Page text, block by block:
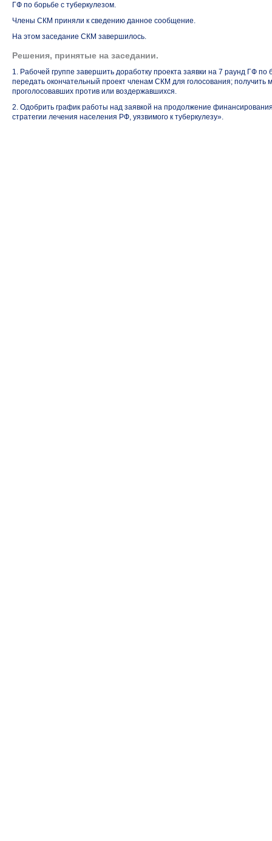
ГФ по борьбе с туберкулезом.
Члены СКМ приняли к сведению данное сообщение.
На этом заседание СКМ завершилось.
Решения, принятые на заседании.
1. Рабочей группе завершить доработку проекта заявки на 7 раунд ГФ
передать окончательный проект членам СКМ для голосования; получить
проголосовавших против или воздержавшихся.
2. Одобрить график работы над заявкой на продолжение
стратегии лечения населения РФ, уязвимого к туберкулезу».